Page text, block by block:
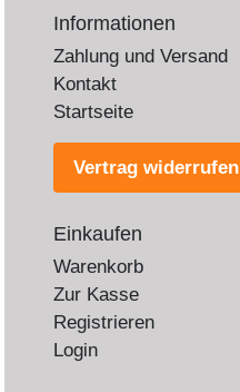
Informationen
Zahlung und Versand
Kontakt
Startseite
Vertrag widerrufen
Einkaufen
Warenkorb
Zur Kasse
Registrieren
Login